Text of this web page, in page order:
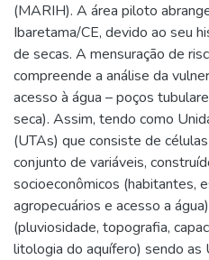
(MARIH). A área piloto
Ibaretama/CE, devido ao seu
de secas. A mensuração de
compreende a análise da
acesso à água – poços
seca). Assim, tendo como
(UTAs) que consiste de
conjunto de variáveis,
socioeconômicos (habitantes,
agropecuários e acesso a
(pluviosidade, topografia,
litologia do aquífero) sendo as